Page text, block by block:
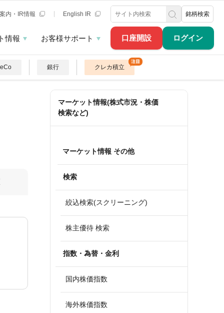
口座開設 ログイン
内・IR情報 English IR 銘柄検索
情報 お客様サポート
銀行 クレカ積立
マーケット情報(株式市況・株価
検索など)
マーケット情報 その他
検索
絞込検索(スクリーニング)
株主優待 検索
指数・為替・金利
国内株価指数
海外株価指数